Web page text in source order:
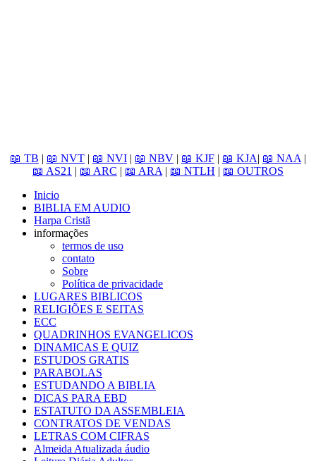
📖 TB 📖 NVT 📖 NVI 📖 NBV 📖 KJF 📖 KJA 📖 NAA|
📖 AS21
📖 ARC 📖 ARA| 📖 NTLH
📖 OUTROS
Inicio
BIBLIA EM AUDIO
Harpa Cristã
informações
termos de uso
contato
Sobre
Política de privacidade
LUGARES BIBLICOS
RELIGIÕES E SEITAS
ECC
QUADRINHOS EVANGELICOS
DINAMICAS E QUIZ
ESTUDOS GRATIS
PARABOLAS
ESTUDANDO A BIBLIA
DICAS PARA EBD
ESTATUTO DA ASSEMBLEIA
CONTRATOS DE VENDAS
LETRAS COM CIFRAS
Almeida Atualizada áudio